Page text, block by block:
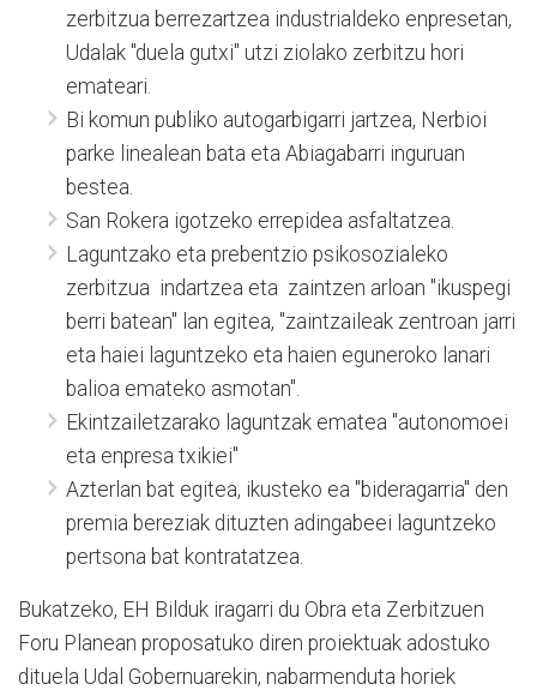
zerbitzua berrezartzea industrialdeko enpresetan,
Udalak "duela gutxi" utzi ziolako zerbitzu hori
emateari.
Bi komun publiko autogarbigarri jartzea, Nerbioi
parke linealean bata eta Abiagabarri inguruan
bestea.
San Rokera igotzeko errepidea asfaltatzea.
Laguntzako eta prebentzio psikosozialeko
zerbitzua indartzea eta zaintzen arloan "ikuspegi
berri batean" lan egitea, "zaintzaileak zentroan jarri
eta haiei laguntzeko eta haien eguneroko lanari
balioa emateko asmotan".
Ekintzailetzarako laguntzak ematea "autonomoei
eta enpresa txikiei"
Azterlan bat egitea, ikusteko ea "bideragarria" den
premia bereziak dituzten adingabeei laguntzeko
pertsona bat kontratatzea.
Bukatzeko, EH Bilduk iragarri du Obra eta Zerbitzuen
Foru Planean proposatuko diren proiektuak adostuko
dituela Udal Gobernuarekin, nabarmenduta horiek